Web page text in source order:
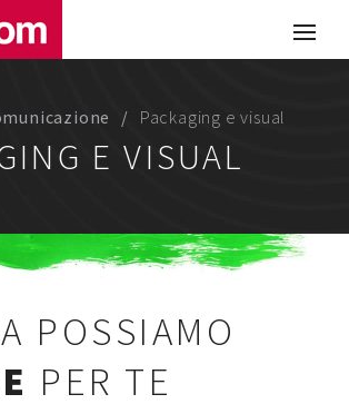
Packaging e visual
E VISUAL
POSSIAMO
PER TE